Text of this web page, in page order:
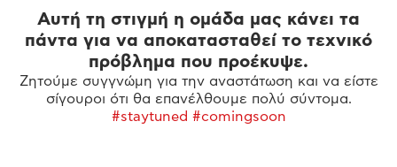
Αυτή τη στιγμή η ομάδα μας κάνει τα
πάντα για να αποκατασταθεί το τεχνικό
πρόβλημα που προέκυψε.
Ζητούμε συγγνώμη για την αναστάτωση και να είστε
σίγουροι ότι θα επανέλθουμε πολύ σύντομα.
#staytuned #comingsoon